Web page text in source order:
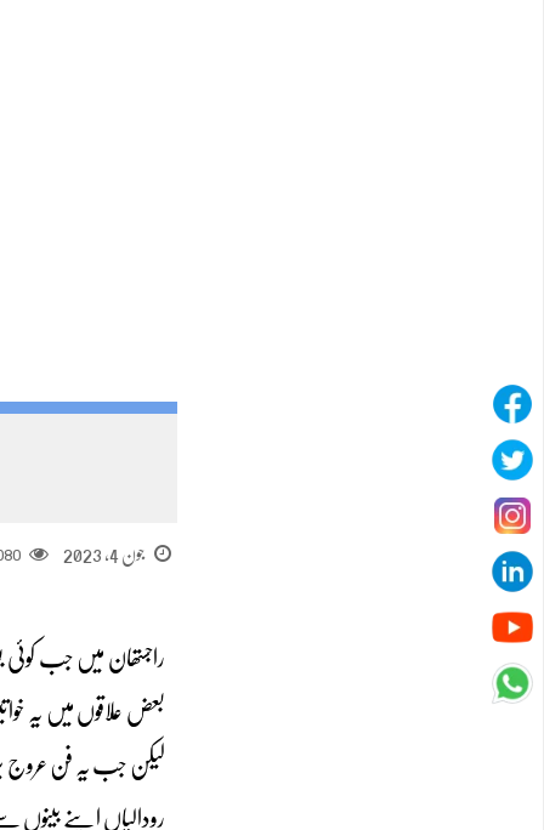
جون 4, 2023
راجستھان میں جب کوئی
بعض علاقوں میں یہ
لیکن جب یہ فن عروج
رودالیاں اپنے بینوں